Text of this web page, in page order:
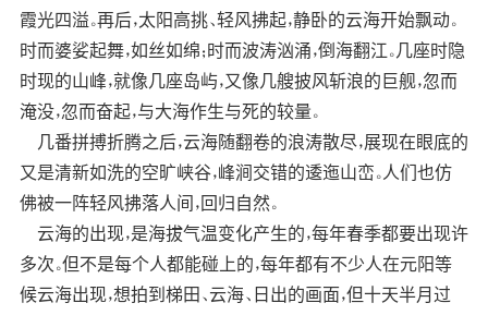
霞光四溢。再后，太阳高挑、轻风拂起，静卧的云海开始飘动。
时而婆娑起舞，如丝如绵；时而波涛汹涌，倒海翻江。几座时隐
时现的山峰，就像几座岛屿，又像几艘披风斩浪的巨舰，忽而
淹没，忽而奋起，与大海作生与死的较量。
几番拼搏折腾之后，云海随翻卷的浪涛散尽，展现在眼底的
又是清新如洗的空旷峡谷，峰涧交错的逶迤山峦。人们也仿
佛被一阵轻风拂落人间，回归自然。
云海的出现，是海拔气温变化产生的，每年春季都要出现许
多次。但不是每个人都能碰上的，每年都有不少人在元阳等
候云海出现，想拍到梯田、云海、日出的画面，但十天半月过